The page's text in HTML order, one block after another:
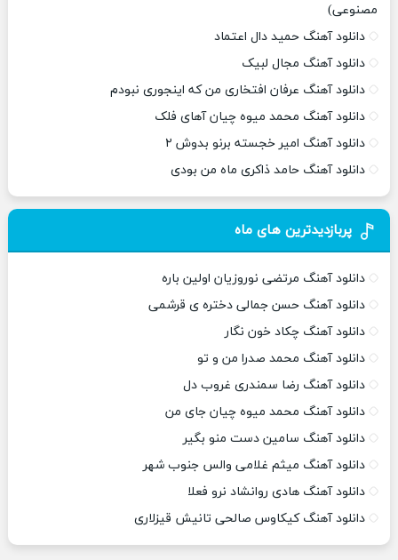
مصنوعی)
دانلود آهنگ حمید دال اعتماد
دانلود آهنگ مجال لبیک
دانلود آهنگ عرفان افتخاری من که اینجوری نبودم
دانلود آهنگ محمد میوه چیان آهای فلک
دانلود آهنگ امیر خجسته برنو بدوش ۲
دانلود آهنگ حامد ذاکری ماه من بودی
پربازدیدترین های ماه
دانلود آهنگ مرتضی نوروزیان اولین باره
دانلود آهنگ حسن جمالی دختره ی قرشمی
دانلود آهنگ چکاد خون نگار
دانلود آهنگ محمد صدرا من و تو
دانلود آهنگ رضا سمندری غروب دل
دانلود آهنگ محمد میوه چیان جای من
دانلود آهنگ سامین دست منو بگیر
دانلود آهنگ میثم غلامی والس جنوب شهر
دانلود آهنگ هادی روانشاد نرو فعلا
دانلود آهنگ کیکاوس صالحی تانیش قیزلاری